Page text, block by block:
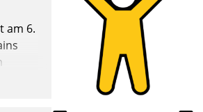
am 6.
Wie